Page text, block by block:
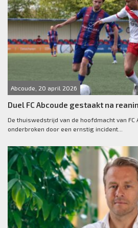
Abcoude, 20 april 2026
Duel FC Abcoude gestaakt na
De thuiswedstrijd van de hoofdmacht van FC
onderbroken door een ernstig incident...